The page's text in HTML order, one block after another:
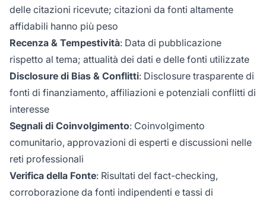
delle citazioni ricevute; citazioni da fonti altamente
affidabili hanno più peso
Recenza & Tempestività: Data di pubblicazione
rispetto al tema; attualità dei dati e delle fonti utilizzate
Disclosure di Bias & Conflitti: Disclosure trasparente di
fonti di finanziamento, affiliazioni e potenziali conflitti di
interesse
Segnali di Coinvolgimento: Coinvolgimento
comunitario, approvazioni di esperti e discussioni nelle
reti professionali
Verifica della Fonte: Risultati del fact-checking,
corroborazione da fonti indipendenti e tassi di